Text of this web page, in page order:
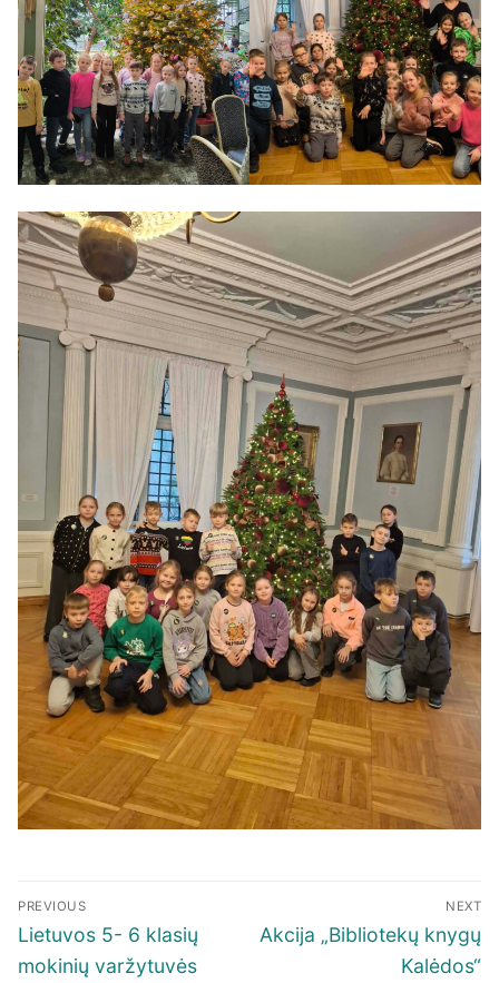
Navigacija
tarp
įrašų
PREVIOUS
Previous
post:
Lietuvos 5- 6 klasių
mokinių varžytuvės
NEXT
Next
Akcija „Bibliotekų knygų
Kalėdos“